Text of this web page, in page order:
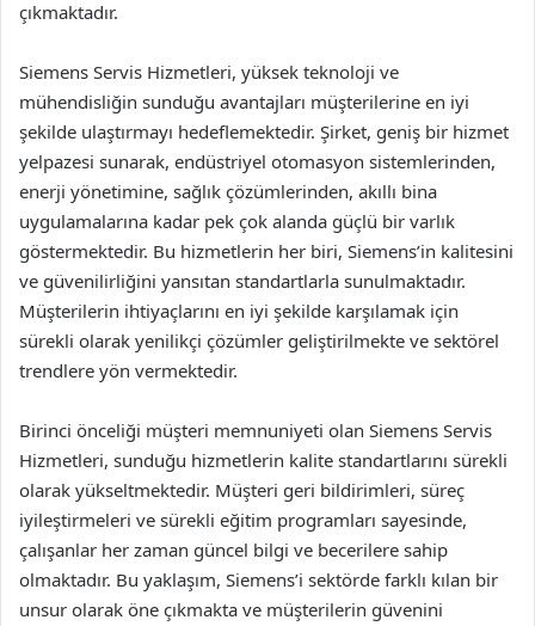
çıkmaktadır.
Siemens Servis Hizmetleri, yüksek teknoloji ve
mühendisliğin sunduğu avantajları müşterilerine en iyi
şekilde ulaştırmayı hedeflemektedir. Şirket, geniş bir hizmet
yelpazesi sunarak, endüstriyel otomasyon sistemlerinden,
enerji yönetimine, sağlık çözümlerinden, akıllı bina
uygulamalarına kadar pek çok alanda güçlü bir varlık
göstermektedir. Bu hizmetlerin her biri, Siemens’in kalitesini
ve güvenilirliğini yansıtan standartlarla sunulmaktadır.
Müşterilerin ihtiyaçlarını en iyi şekilde karşılamak için
sürekli olarak yenilikçi çözümler geliştirilmekte ve sektörel
trendlere yön vermektedir.
Birinci önceliği müşteri memnuniyeti olan Siemens Servis
Hizmetleri, sunduğu hizmetlerin kalite standartlarını sürekli
olarak yükseltmektedir. Müşteri geri bildirimleri, süreç
iyileştirmeleri ve sürekli eğitim programları sayesinde,
çalışanlar her zaman güncel bilgi ve becerilere sahip
olmaktadır. Bu yaklaşım, Siemens’i sektörde farklı kılan bir
unsur olarak öne çıkmakta ve müşterilerin güvenini